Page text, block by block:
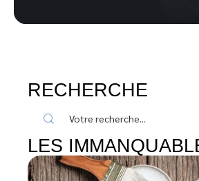
RECHERCHE
LES